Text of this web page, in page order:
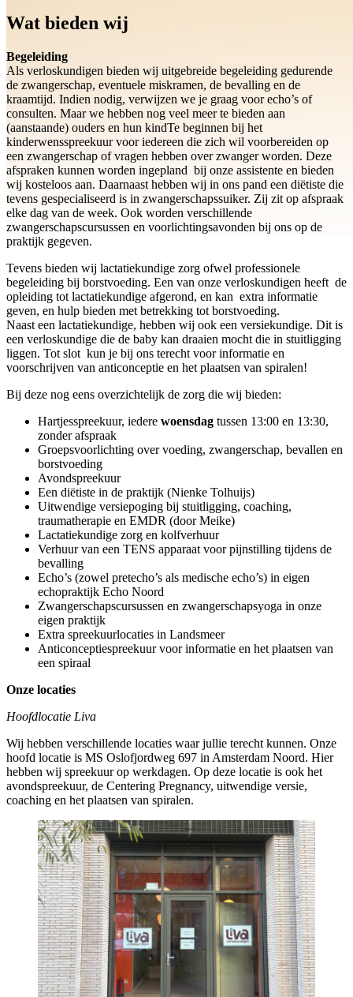
Wat bieden wij
Begeleiding
Als verloskundigen bieden wij uitgebreide begeleiding gedurende
de zwangerschap, eventuele miskramen, de bevalling en de
kraamtijd. Indien nodig, verwijzen we je graag voor echo’s of
consulten. Maar we hebben nog veel meer te bieden aan
(aanstaande) ouders en hun kindTe beginnen bij het
kinderwensspreekuur voor iedereen die zich wil voorbereiden op
een zwangerschap of vragen hebben over zwanger worden. Deze
afspraken kunnen worden ingepland bij onze assistente en bieden
wij kosteloos aan. Daarnaast hebben wij in ons pand een diëtiste die
tevens gespecialiseerd is in zwangerschapssuiker. Zij zit op afspraak
elke dag van de week. Ook worden verschillende
zwangerschapscursussen en voorlichtingsavonden bij ons op de
praktijk gegeven.
Tevens bieden wij lactatiekundige zorg ofwel professionele
begeleiding bij borstvoeding. Een van onze verloskundigen heeft de
opleiding tot lactatiekundige afgerond, en kan extra informatie
geven, en hulp bieden met betrekking tot borstvoeding.
Naast een lactatiekundige, hebben wij ook een versiekundige. Dit is
een verloskundige die de baby kan draaien mocht die in stuitligging
liggen. Tot slot kun je bij ons terecht voor informatie en
voorschrijven van anticonceptie en het plaatsen van spiralen!
Bij deze nog eens overzichtelijk de zorg die wij bieden:
Hartjesspreekuur, iedere woensdag tussen 13:00 en 13:30,
zonder afspraak
Groepsvoorlichting over voeding, zwangerschap, bevallen en
borstvoeding
Avondspreekuur
Een diëtiste in de praktijk (Nienke Tolhuijs)
Uitwendige versiepoging bij stuitligging, coaching,
traumatherapie en EMDR (door Meike)
Lactatiekundige zorg en kolfverhuur
Verhuur van een TENS apparaat voor pijnstilling tijdens de
bevalling
Echo’s (zowel pretecho’s als medische echo’s) in eigen
echopraktijk Echo Noord
Zwangerschapscursussen en zwangerschapsyoga in onze
eigen praktijk
Extra spreekuurlocaties in Landsmeer
Anticonceptiespreekuur voor informatie en het plaatsen van
een spiraal
Onze locaties
Hoofdlocatie Liva
Wij hebben verschillende locaties waar jullie terecht kunnen. Onze
hoofd locatie is MS Oslofjordweg 697 in Amsterdam Noord. Hier
hebben wij spreekuur op werkdagen. Op deze locatie is ook het
avondspreekuur, de Centering Pregnancy, uitwendige versie,
coaching en het plaatsen van spiralen.